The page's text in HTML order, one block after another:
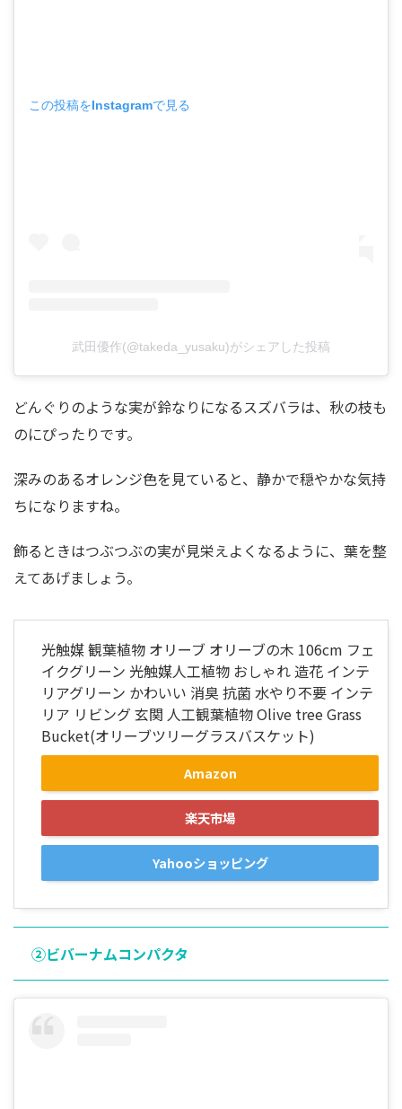
この投稿をInstagramで見る
武田優作(@takeda_yusaku)がシェアした投稿
どんぐりのような実が鈴なりになるスズバラは、秋の枝も
のにぴったりです。
深みのあるオレンジ色を見ていると、静かで穏やかな気持
ちになりますね。
飾るときはつぶつぶの実が見栄えよくなるように、葉を整
えてあげましょう。
光触媒 観葉植物 オリーブ オリーブの木 106cm フェ
イクグリーン 光触媒人工植物 おしゃれ 造花 インテ
リアグリーン かわいい 消臭 抗菌 水やり不要 インテ
リア リビング 玄関 人工観葉植物 Olive tree Grass
Bucket(オリーブツリーグラスバスケット)
Amazon
楽天市場
Yahooショッピング
②ビバーナムコンパクタ